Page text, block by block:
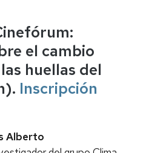
el cambio
huellas del
Inscripción
Alberto